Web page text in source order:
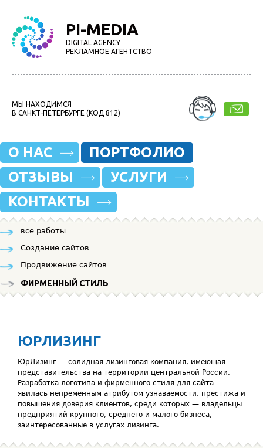
PI-MEDIA
DIGITAL AGENCY
РЕКЛАМНОЕ АГЕНТСТВО
МЫ НАХОДИМСЯ
В САНКТ-ПЕТЕРБУРГЕ (КОД 812)
О НАС
ПОРТФОЛИО
ОТЗЫВЫ
УСЛУГИ
КОНТАКТЫ
все работы
Создание сайтов
Продвижение сайтов
ФИРМЕННЫЙ СТИЛЬ
ЮРЛИЗИНГ
ЮрЛизинг — солидная лизинговая компания, имеющая
представительства на территории центральной России.
Разработка логотипа и фирменного стиля для сайта
явилась непременным атрибутом узнаваемости, престижа и
повышения доверия клиентов, среди которых — владельцы
предприятий крупного, среднего и малого бизнеса,
заинтересованные в услугах лизинга.